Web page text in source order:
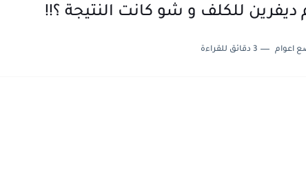
للكلف و شو كانت النتيجة ؟!!
اعوام 3 دقائق للقراءة